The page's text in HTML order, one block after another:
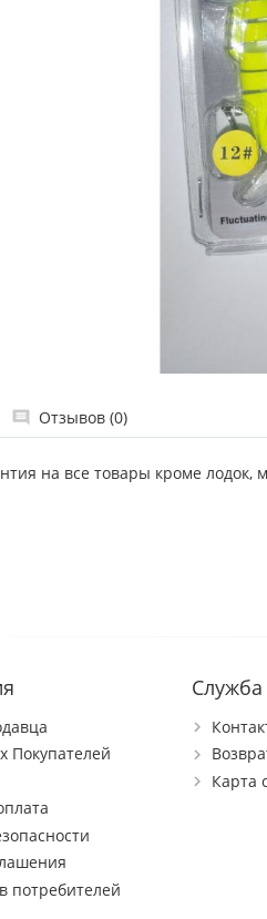
Отзывов (0)
на все товары кроме лодок,
Покупателей
потребителей
Карта